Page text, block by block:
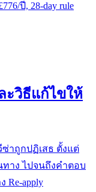
ปี, 28-day rule
ะวิธีแก้ไขให้
ซ่าถูกปฏิเสธ ตั้งแต่
ทาง ไปจนถึงคำตอบ
apply